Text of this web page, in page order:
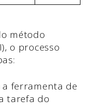
método
o processo
ferramenta de
tarefa do